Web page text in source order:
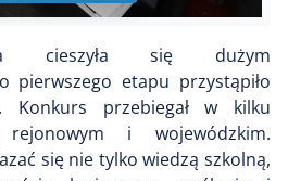
cieszyła się dużym
pierwszego etapu przystąpiło
Konkurs przebiegał w kilku
i wojewódzkim.
się nie tylko wiedzą szkolną,